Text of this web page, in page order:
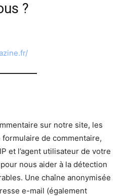
?
sur notre site, les
de commentaire,
et l’agent utilisateur de votre
nous aider à la détection
Une chaîne anonymisée
e-mail (également